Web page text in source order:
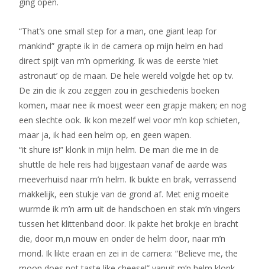
“That’s one small step for a man, one giant leap for
mankind” grapte ik in de camera op mijn helm en had
direct spijt van m’n opmerking. Ik was de eerste ‘niet
astronaut’ op de maan. De hele wereld volgde het op tv.
De zin die ik zou zeggen zou in geschiedenis boeken
komen, maar nee ik moest weer een grapje maken; en nog
een slechte ook. Ik kon mezelf wel voor m’n kop schieten,
maar ja, ik had een helm op, en geen wapen.
“it shure is!” klonk in mijn helm. De man die me in de
shuttle de hele reis had bijgestaan vanaf de aarde was
meeverhuisd naar m’n helm. Ik bukte en brak, verrassend
makkelijk, een stukje van de grond af. Met enig moeite
wurmde ik m’n arm uit de handschoen en stak m’n vingers
tussen het klittenband door. Ik pakte het brokje en bracht
die, door m,n mouw en onder de helm door, naar m’n
mond. Ik likte eraan en zei in de camera: “Believe me, the